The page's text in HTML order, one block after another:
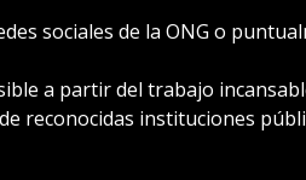
sociales de la ONG o
a partir del trabajo
reconocidas instituciones